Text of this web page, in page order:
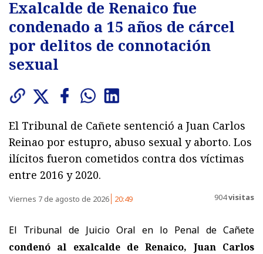
Exalcalde de Renaico fue
condenado a 15 años de cárcel
por delitos de connotación
sexual
El Tribunal de Cañete sentenció a Juan Carlos
Reinao por estupro, abuso sexual y aborto. Los
ilícitos fueron cometidos contra dos víctimas
entre 2016 y 2020.
Viernes 7 de agosto de 2026 20:49 904visitas
El Tribunal de Juicio Oral en lo Penal de Cañete
condenó al exalcalde de Renaico, Juan Carlos